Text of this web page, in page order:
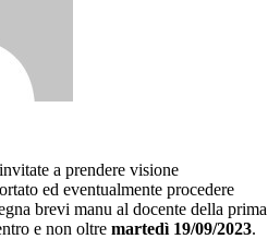
a prendere visione
ed eventualmente procedere
brevi manu al docente della prima
e non oltre martedì 19/09/2023.